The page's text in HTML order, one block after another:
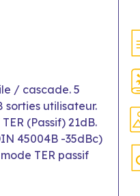
/ cascade. 5
sorties utilisateur.
(Passif) 21dB.
45004B -35dBc)
TER passif